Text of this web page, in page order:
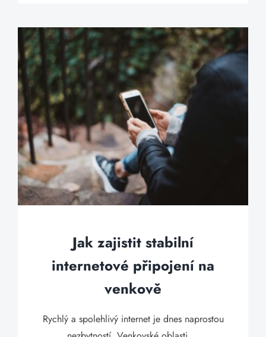
Jak zajistit stabilní
internetové připojení na
venkově
Rychlý a spolehlivý internet je dnes naprostou